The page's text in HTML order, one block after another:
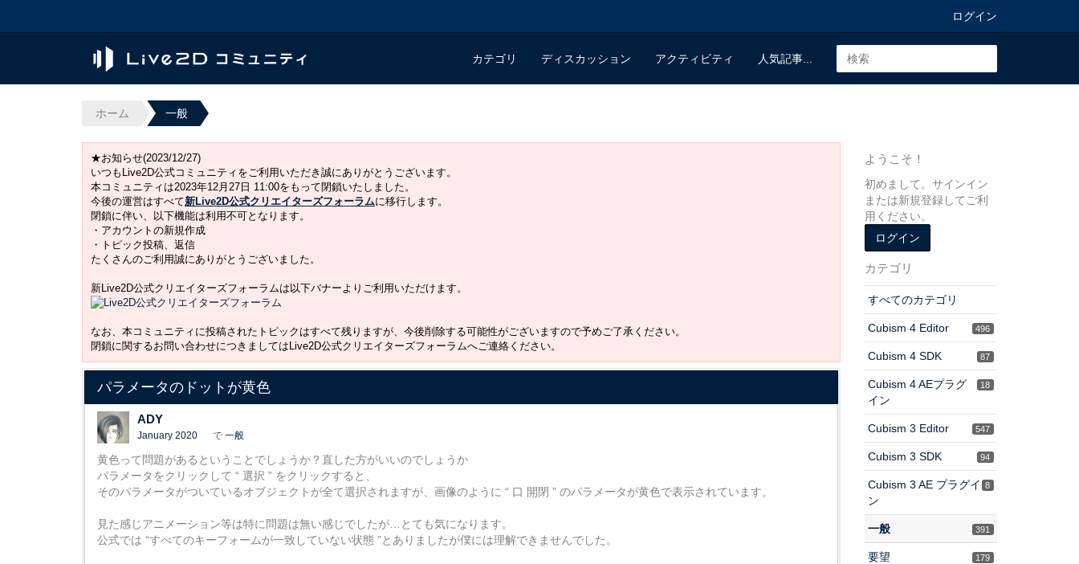
ログイン
カテゴリ ディスカッション アクティビティ 人気記事...
ホーム 一般
★お知らせ(2023/12/27)
いつもLive2D公式コミュニティをご利用いただき誠にありがとうございます。
本コミュニティは2023年12月27日 11:00をもって閉鎖いたしました。
今後の運営はすべて新Live2D公式クリエイターズフォーラムに移行します。
閉鎖に伴い、以下機能は利用不可となります。
・アカウントの新規作成
・トピック投稿、返信
たくさんのご利用誠にありがとうございました。
新Live2D公式クリエイターズフォーラムは以下バナーよりご利用いただけます。
なお、本コミュニティに投稿されたトピックはすべて残りますが、今後削除する可能性がございますので予めご了承ください。
閉鎖に関するお問い合わせにつきましてはLive2D公式クリエイターズフォーラムへご連絡ください。
パラメータのドットが黄色
ADY
January 2020 で 一般
黄色って問題があるということでしょうか？直した方がいいのでしょうか
パラメータをクリックして “ 選択 ” をクリックすると、
そのパラメータがついているオブジェクトが全て選択されますが、画像のように “ 口 開閉 ” のパラメータが黄色で表示されています。
見た感じアニメーション等は特に問題は無い感じでしたが…とても気になります。
公式では “すべてのキーフォームが一致していない状態 ”とありましたが僕には理解できませんでした。
ようこそ！
初めまして。サインイン
または新規登録してご利
用ください。
ログイン
カテゴリ
すべてのカテゴリ
496
Cubism 4 Editor
87
Cubism 4 SDK
18
Cubism 4 AEプラグ
イン
547
Cubism 3 Editor
94
Cubism 3 SDK
8
Cubism 3 AE プラグイ
ン
391
一般
179
要望